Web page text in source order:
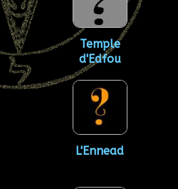
Temple
d'Edfou
L'Ennead